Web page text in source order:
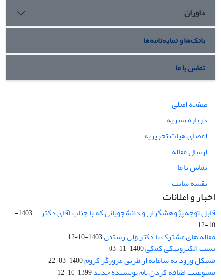
داوران
بانک‌ها و نمایه‌نامه‌ها
تماس با ما
صفحه اصلی
درباره نشریه
اعضای هیات تحریریه
ارسال مقاله
تماس با ما
نقشه سایت
اخبار و اعلانات
قابل توجه پژوهشگران و دانشجویانی که با جناب آقای دکتر ...
1403-
10-12
مقاله های مشترک با دکتر ولی رستمی1403-10-12
پست الکترونیکی کمکی1400-11-03
مشکل ورود به سامانه از طریق مرورگر کروم1400-03-22
ممنوعیت اضافه کردن نام نویسنده جدید1399-10-12